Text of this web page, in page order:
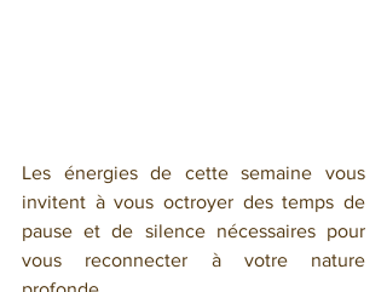
Les énergies de cette semaine vous
invitent à vous octroyer des temps de
pause et de silence nécessaires pour
vous reconnecter à votre nature